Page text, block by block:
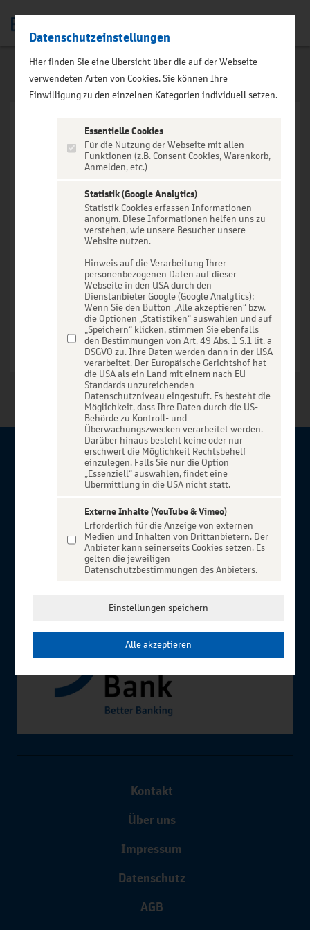
VERANSTALTUNG NICHT
GEFUNDEN
Zur Startseite
Über BBBank-Entertain
Service für alle Kunden der BBBank. Auf unserem einzigartigen
Portal finden Sie Tickets für atemberaubende Konzerte,
Musicals und Shows, die Fußball-Bundesliga sowie die
Champions League und die Europa League.
In Zusammenarbeit mit
Kontakt
Über uns
Impressum
Datenschutz
AGB
Datenschutzeinstellungen
Hier finden Sie eine Übersicht über die auf der Webseite
verwendeten Arten von Cookies. Sie können Ihre
Einwilligung zu den einzelnen Kategorien individuell setzen.
Essentielle Cookies
Für die Nutzung der Webseite mit allen
Funktionen (z.B. Consent Cookies, Warenkorb,
Anmelden, etc.)
Statistik (Google Analytics)
Statistik Cookies erfassen Informationen
anonym. Diese Informationen helfen uns zu
verstehen, wie unsere Besucher unsere
Website nutzen.
Hinweis auf die Verarbeitung Ihrer
personenbezogenen Daten auf dieser
Webseite in den USA durch den
Dienstanbieter Google (Google Analytics):
Wenn Sie den Button „Alle akzeptieren“ bzw.
die Optionen „Statistiken“ auswählen und auf
„Speichern“ klicken, stimmen Sie ebenfalls
den Bestimmungen von Art. 49 Abs. 1 S.1 lit. a
DSGVO zu. Ihre Daten werden dann in der USA
verarbeitet. Der Europäische Gerichtshof hat
die USA als ein Land mit einem nach EU-
Standards unzureichenden
Datenschutzniveau eingestuft. Es besteht die
Möglichkeit, dass Ihre Daten durch die US-
Behörde zu Kontroll- und
Überwachungszwecken verarbeitet werden.
Darüber hinaus besteht keine oder nur
erschwert die Möglichkeit Rechtsbehelf
einzulegen. Falls Sie nur die Option
„Essenziell“ auswählen, findet eine
Übermittlung in die USA nicht statt.
Externe Inhalte (YouTube & Vimeo)
Erforderlich für die Anzeige von externen
Medien und Inhalten von Drittanbietern. Der
Anbieter kann seinerseits Cookies setzen. Es
gelten die jeweiligen
Datenschutzbestimmungen des Anbieters.
Einstellungen speichern
Alle akzeptieren